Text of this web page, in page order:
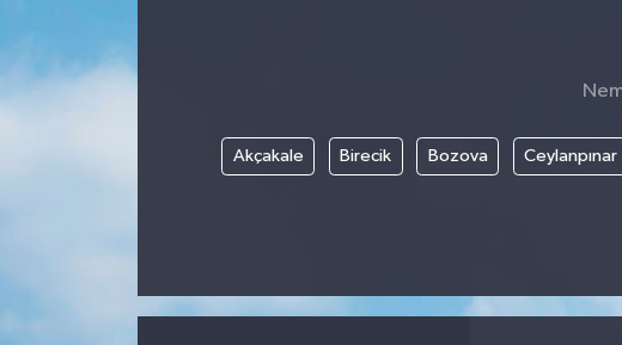
Akçakale Birecik Bozova Ceylanpınar